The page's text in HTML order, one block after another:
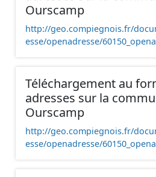
Ourscamp
http://geo.compiegnois.fr/
esse/openadresse/
Téléchargement au
adresses sur la
Ourscamp
http://geo.compiegnois.fr/
esse/openadresse/